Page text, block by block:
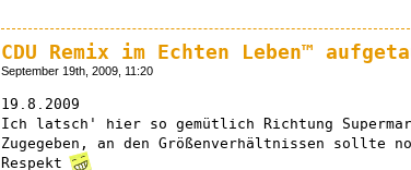
CDU Remix im Echten Leben™
September 19th, 2009, 11:20
19.8.2009
Ich latsch' hier so gemütlich Richtung
Zugegeben, an den Größenverhältnissen sollte
Respekt